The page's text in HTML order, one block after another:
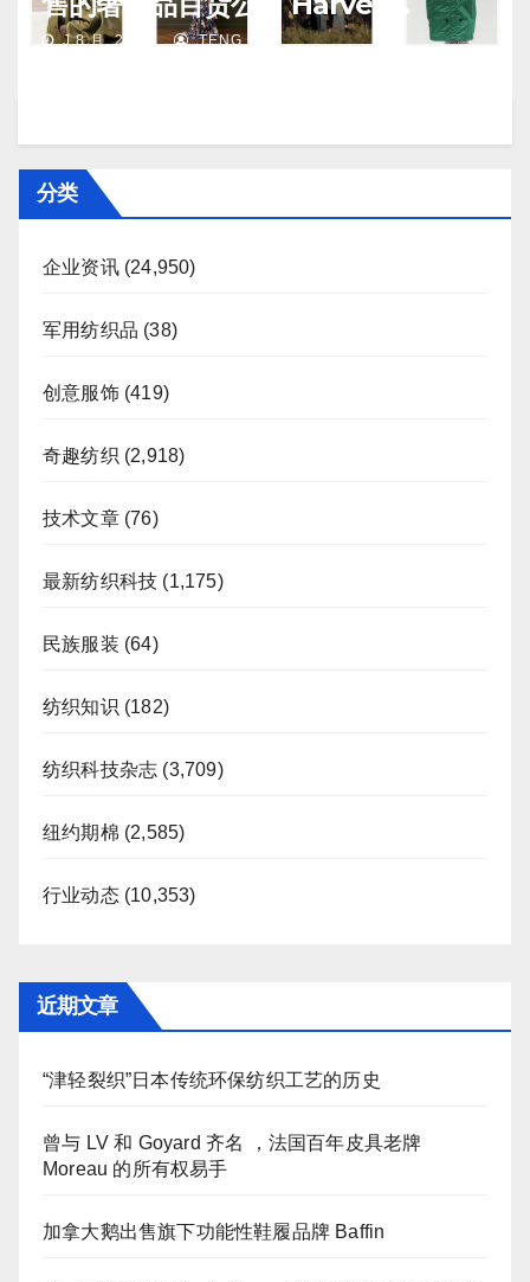
Nichols 正陷入“死亡螺旋”
J 8 月, 2026 TENG
分类
企业资讯(24,950)
军用纺织品 (38)
创意服饰(419)
奇趣纺织 (2,918)
技术文章(76)
最新纺织科技 (1,175)
民族服装 (64)
纺织知识 (182)
纺织科技杂志 (3,709)
纽约期棉 (2,585)
行业动态(10,353)
近期文章
“津轻裂织”日本传统环保纺织工艺的历史
曾与 LV 和 Goyard 齐名 ，法国百年皮具老牌
Moreau 的所有权易手
加拿大鹅出售旗下功能性鞋履品牌 Baffin